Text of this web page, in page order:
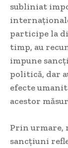
subliniat
participe la
timp, au
impune
politică, dar
efecte
acestor
Prin urmare,
sancțiuni